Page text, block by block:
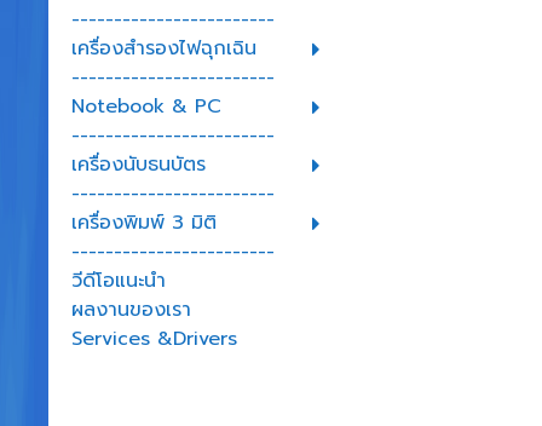
------------------------
เครื่องสำรองไฟฉุกเฉิน
------------------------
Notebook & PC
------------------------
เครื่องนับธนบัตร
------------------------
เครื่องพิมพ์ 3 มิติ
------------------------
วีดีโอแนะนำ
ผลงานของเรา
Services &Drivers